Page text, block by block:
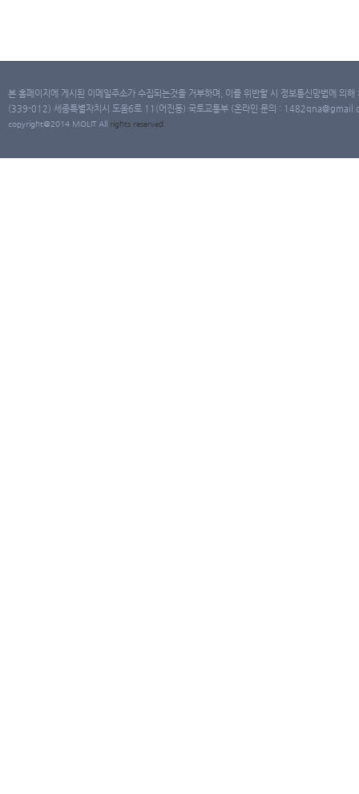
본 홈페이지에 게시된 이메일주소가 수집되는것을 거부하며, 이를 위반할 시 정보통신망법에 의
(339-012) 세종특별자치시 도움6로 11(어진동) 국토교통부 (온라인 문의 :
copyright@2014 MOLIT All rights reserved.